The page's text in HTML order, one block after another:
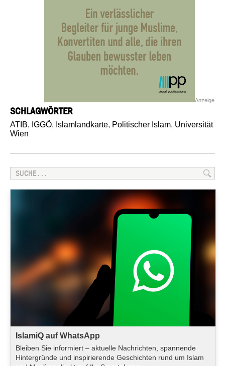
Anzeige
SCHLAGWÖRTER
ATIB, IGGÖ, Islamlandkarte, Politischer Islam, Universität
Wien
IslamiQ auf WhatsApp
Bleiben Sie informiert – aktuelle Nachrichten, spannende
Hintergründe und inspirierende Geschichten rund um Islam